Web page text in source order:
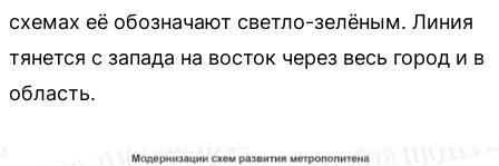
схемах её обозначают светло-зелёным. Линия
тянется с запада на восток через весь город и в
область.